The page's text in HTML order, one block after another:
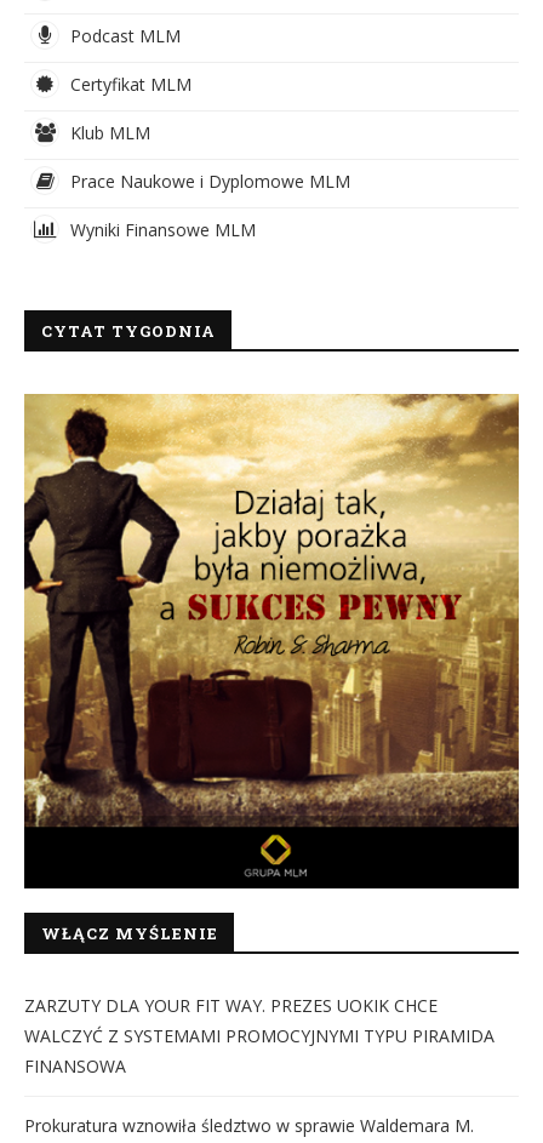
Podcast MLM
Certyfikat MLM
Klub MLM
Prace Naukowe i Dyplomowe MLM
Wyniki Finansowe MLM
CYTAT TYGODNIA
WŁĄCZ MYŚLENIE
ZARZUTY DLA YOUR FIT WAY. PREZES UOKIK CHCE
WALCZYĆ Z SYSTEMAMI PROMOCYJNYMI TYPU PIRAMIDA
FINANSOWA
Prokuratura wznowiła śledztwo w sprawie Waldemara M.